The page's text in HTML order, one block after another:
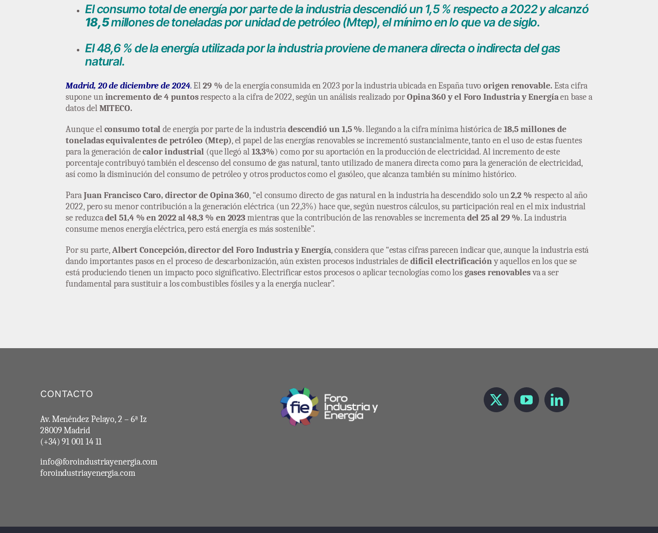
El consumo total de energía por parte de la industria descendió un 1,5 % respecto a 2022 y alcanzó
18,5millones de toneladas por unidad de petróleo (Mtep), el mínimo en lo que va de siglo.
El 48,6 % de la energía utilizada por la industria proviene de manera directa o indirecta del gas
natural.
Madrid, 20 de diciembre de 2024. El29 % de la energía consumida en 2023 por la industria ubicada en España tuvoorigen renovable.Esta cifra
supone unincremento de 4 puntosrespecto a la cifra de 2022, según un análisis realizado porOpina 360 y el Foro Industria y Energíaen base a
datos delMITECO.
Aunque elconsumo total de energía por parte de la industriadescendió un 1,5 %. llegando a la cifra mínima histórica de18,5 millones de
toneladas equivalentes de petróleo (Mtep), el papel de las energías renovables se incrementó sustancialmente, tanto en el uso de estas fuentes
para la generación decalor industrial (que llegó al13,3%) como por su aportación en la producción de electricidad. Al incremento de este
porcentaje contribuyó también el descenso del consumo de gas natural, tanto utilizado de manera directa como para la generación de electricidad,
así como la disminución del consumo de petróleo y otros productos como el gasóleo, que alcanza también su mínimo histórico.
ParaJuan Francisco Caro, director de Opina 360, “el consumo directo de gas natural en la industria ha descendido solo un2,2 % respecto al año
2022, pero su menor contribución a la generación eléctrica (un 22,3%) hace que, según nuestros cálculos, su participación real en el mix industrial
se reduzcadel 51,4 % en 2022 al 48,3 % en 2023mientras que la contribución de las renovables se incrementadel 25 al 29 %. La industria
consume menos energía eléctrica, pero está energía es más sostenible”.
Por su parte,Albert Concepción, director del Foro Industria y Energía, considera que “estas cifras parecen indicar que, aunque la industria está
dando importantes pasos en el proceso de descarbonización, aún existen procesos industriales dedifícil electrificacióny aquellos en los que se
está produciendo tienen un impacto poco significativo. Electrificar estos procesos o aplicar tecnologías como losgases renovablesva a ser
fundamental para sustituir a los combustibles fósiles y a la energía nuclear”.
CONTACTO
Av. Menéndez Pelayo, 2 – 6ª Iz
28009 Madrid
(+34) 91 001 14 11
info@foroindustriayenergia.com
foroindustriayenergia.com